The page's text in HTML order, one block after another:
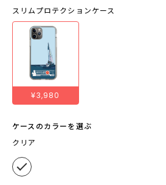
スリムプロテクションケース
¥3,980
ケースのカラーを選ぶ
クリア